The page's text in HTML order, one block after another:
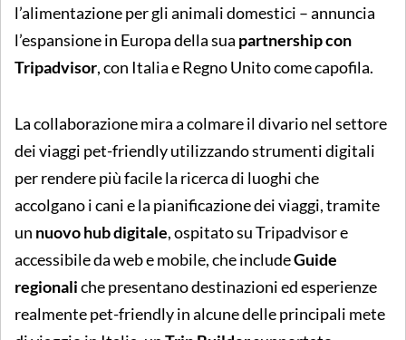
l’alimentazione per gli animali domestici – annuncia
l’espansione in Europa della sua partnership con
Tripadvisor, con Italia e Regno Unito come capofila.
La collaborazione mira a colmare il divario nel settore
dei viaggi pet-friendly utilizzando strumenti digitali
per rendere più facile la ricerca di luoghi che
accolgano i cani e la pianificazione dei viaggi, tramite
un nuovo hub digitale, ospitato su Tripadvisor e
accessibile da web e mobile, che includeGuide
regionaliche presentano destinazioni ed esperienze
realmente pet-friendly in alcune delle principali mete